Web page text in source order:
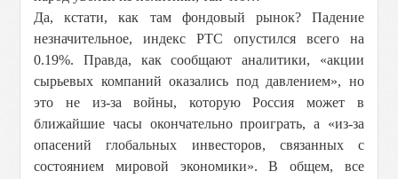
Да, кстати, как там фондовый рынок? Падение
незначительное, индекс РТС опустился всего на
0.19%. Правда, как сообщают аналитики, «акции
сырьевых компаний оказались под давлением», но
это не из-за войны, которую Россия может в
ближайшие часы окончательно проиграть, а «из-за
опасений глобальных инвесторов, связанных с
состоянием мировой экономики». В общем, все